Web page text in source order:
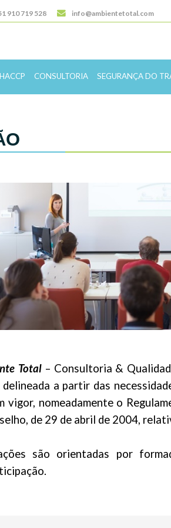
910 719 528 info@ambientetotal.com
HACCP CONSULTORIA SEGURANÇA DO
Total– Consultoria &
a partir das
vigor, nomeadamente o
de 29 de abril de 2004,
são orientadas por